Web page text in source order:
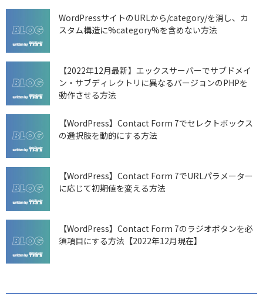
WordPressサイトのURLから/category/を消し、カ
スタム構造に%category%を含めない方法
【2022年12月最新】エックスサーバーでサブドメイ
ン・サブディレクトリに異なるバージョンのPHPを
動作させる方法
【WordPress】Contact Form 7でセレクトボックス
の選択肢を動的にする方法
【WordPress】Contact Form 7でURLパラメーター
に応じて初期値を変える方法
【WordPress】Contact Form 7のラジオボタンを必
須項目にする方法【2022年12月現在】